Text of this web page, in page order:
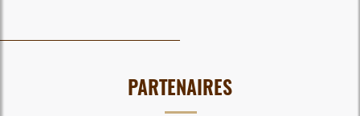
PARTENAIRES